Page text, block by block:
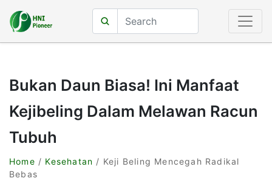
Bukan Daun Biasa! Ini Manfaat
Kejibeling Dalam Melawan Racun
Tubuh
Home / Kesehatan / Keji Beling Mencegah Radikal
Bebas